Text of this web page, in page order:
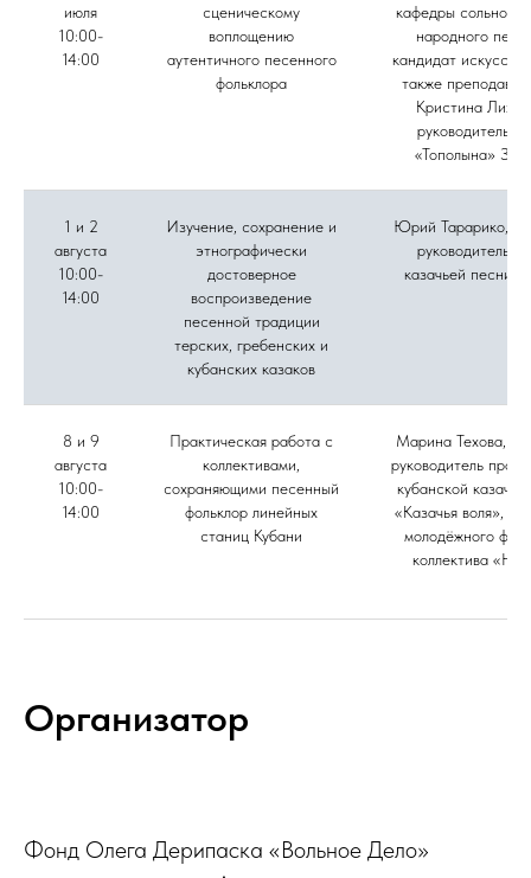
июля
10:00-
14:00
сценическому
воплощению
аутентичного песенного
фольклора
кафедры сольного
народного
кандидат
также
Кристина
руководитель
«Тополына» Зоя
1 и 2
августа
10:00-
14:00
Изучение, сохранение и
этнографически
достоверное
воспроизведение
песенной традиции
терских, гребенских и
кубанских казаков
Юрий Тарарико,
руководитель
казачьей песни
8 и 9
августа
10:00-
14:00
Практическая работа с
коллективами,
сохраняющими песенный
фольклор линейных
станиц Кубани
Марина Техова,
руководитель
кубанской
«Казачья воля»,
молодёжного
коллектива
Организатор
Фонд Олега Дерипаска «Вольное Дело»